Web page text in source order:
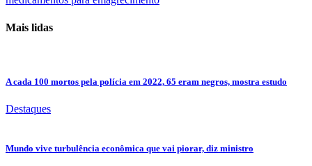
Mais lidas
A cada 100 mortos pela polícia em 2022, 65 eram negros, mostra estudo
Destaques
Mundo vive turbulência econômica que vai piorar, diz ministro